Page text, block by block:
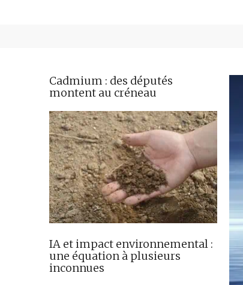
Cadmium : des députés
montent au créneau
IA et impact environnemental :
une équation à plusieurs
inconnues